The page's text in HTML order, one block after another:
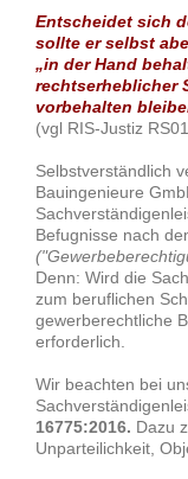
Entscheidet sich
sollte er selbst
„in der Hand
rechtserheblicher
vorbehalten
(vgl RIS-Justiz
Selbstverständlich
Bauingenieure
Befugnisse nach
Denn: Wird die
zum beruflichen
gewerberechtliche
erforderlich.
Wir beachten bei
16775:2016. Dazu
Unparteilichkeit,